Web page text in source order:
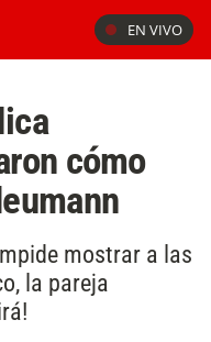
EN VIVO
cómo
mostrar a las
la pareja